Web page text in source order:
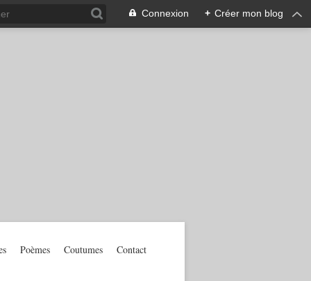
Connexion + Créer mon blog
Poèmes Coutumes Contact